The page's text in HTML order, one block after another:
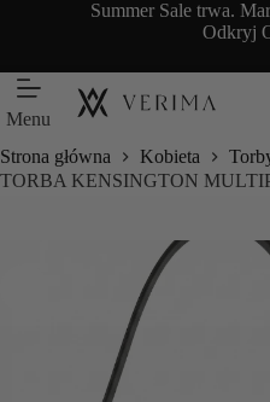
Summer Sale trwa.
Odkryj
Menu
Strona główna Kobieta
TORBA KENSINGTON